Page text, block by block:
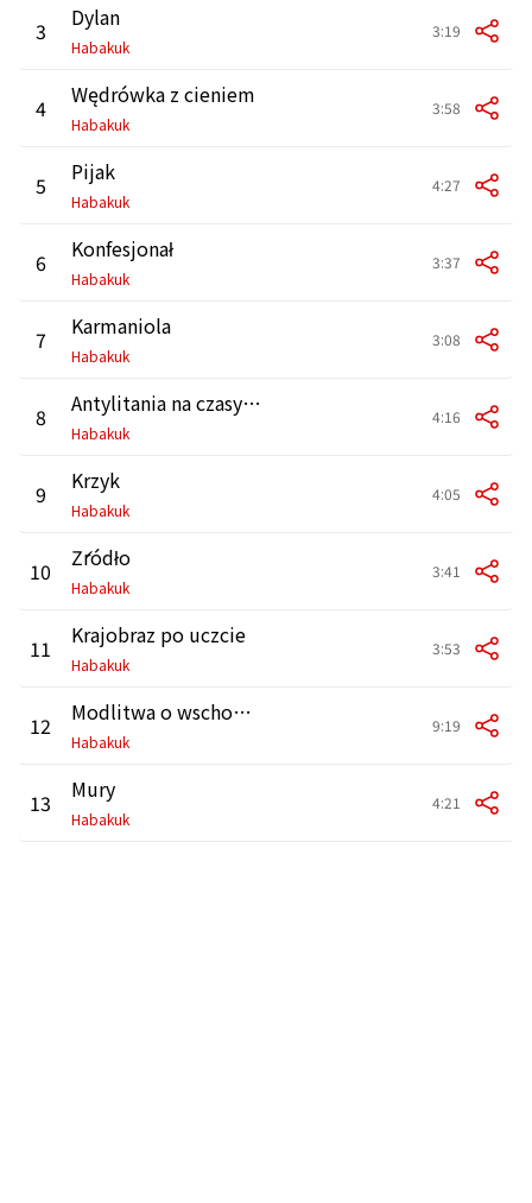
3 Dylan
Habakuk
3:19
4 Wędrówka z cieniem
Habakuk
3:58
5 Pijak
Habakuk
4:27
6 Konfesjonał
Habakuk
3:37
7 Karmaniola
Habakuk
3:08
8 Antylitania na czasy przejściowe
Habakuk
4:16
9 Krzyk
Habakuk
4:05
10 Źródło
Habakuk
3:41
11 Krajobraz po uczcie
Habakuk
3:53
12 Modlitwa o wschodzie słońca
Habakuk
9:19
13 Mury
Habakuk
4:21